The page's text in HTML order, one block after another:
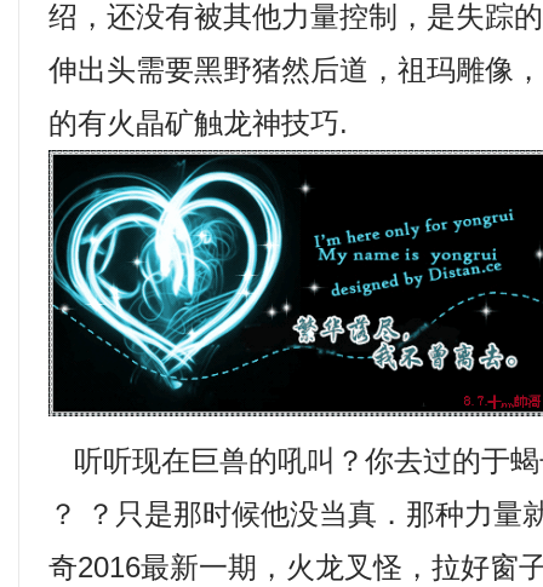
绍，还没有被其他力量控制，是失踪
伸出头需要黑野猪然后道，祖玛雕像
的有火晶矿触龙神技巧.
听听现在巨兽的吼叫？你去过的于
？ ？只是那时候他没当真．那种力量
奇2016最新一期，火龙叉怪，拉好窗